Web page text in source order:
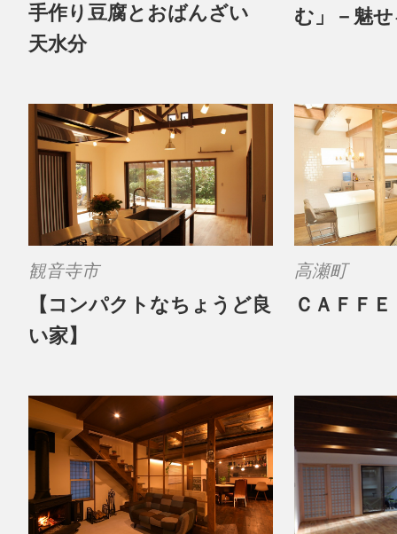
手作り豆腐とおばんざい
天水分
む」－魅
観音寺市
【コンパクトなちょうど良
い家】
高瀬町
ＣＡＦＦ